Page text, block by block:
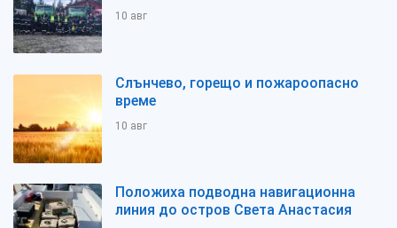
10 авг
Слънчево, горещо и пожароопасно
време
10 авг
Положиха подводна навигационна
линия до остров Света Анастасия